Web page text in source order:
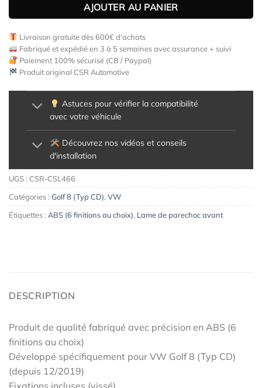
AJOUTER AU PANIER
Livraison gratuite dès 600€ d'achats
Fabriqué et expédié en 3 à 5 semaines avec assurance + suivi
Paiement 100% sécurisé (CB / Paypal)
Produit original CSR Automotive
Astuces pour vérifier la compatibilité
avec votre véhicule
Découvrez nos vidéos et conseils
d'installation
UGS : CSR-CSL466
Catégories : Golf 8 (Typ CD), VW
Étiquettes : ABS (6 finitions au choix), Lame de parechoc avant
DESCRIPTION
Produit de qualité fabriqué avec précision en ABS (6
finitions au choix)
Développé spécifiquement pour VW Golf 8 (Typ CD)
(depuis 12/2019)
Fixations incluses (vissé)